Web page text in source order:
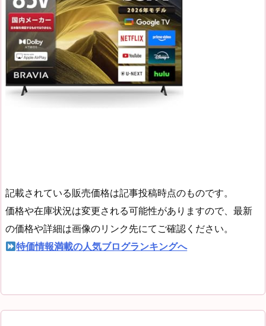
記載されている販売価格は記事投稿時点のものです。
価格や在庫状況は変更される可能性がありますので、最新
の価格や詳細は画像のリンク先にてご確認ください。
特価情報満載の人気ブログランキングへ